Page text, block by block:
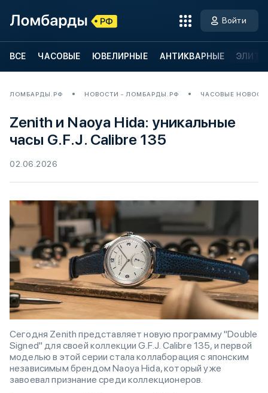
Войти
ВСЕ ЧАСОВЫЕ ЮВЕЛИРНЫЕ АНТИКВАРНЫЕ
ЛОМБАРДЫ.РФ НОВОСТИ - ЛОМБАРДЫ.РФ ЧАСОВЫЕ
Zenith и Naoya Hida: уникальные
часы G.F.J. Calibre 135
02.06.2026
Сегодня Zenith представляет новую программу "Double
Signed" для своей коллекции G.F.J. Calibre 135, и первой
моделью в этой серии стала коллаборация с японским
независимым брендом Naoya Hida, который уже
завоевал признание среди коллекционеров.